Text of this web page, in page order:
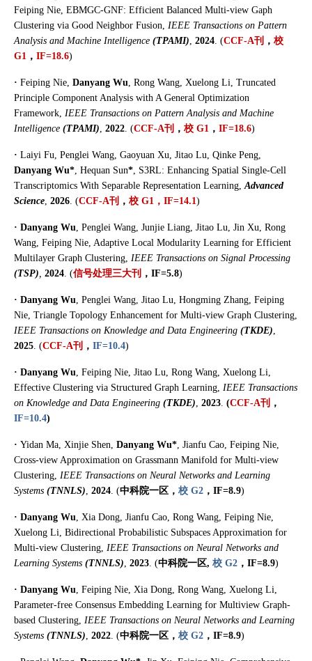
Feiping Nie, EBMGC-GNF: Efficient Balanced Multi-view Gaph
Clustering via Good Neighbor Fusion, IEEE Transactions on Pattern
Analysis and Machine Intelligence (TPAMI), 2024. (CCF-A刊 ， 校
G1 ， IF=18.6)
· Feiping Nie, Danyang Wu, Rong Wang, Xuelong Li, Truncated
Principle Component Analysis with A General Optimization
Framework, IEEE Transactions on Pattern Analysis and Machine
Intelligence (TPAMI), 2022. (CCF-A刊 ， 校 G1 ， IF=18.6)
· Laiyi Fu, Penglei Wang, Gaoyuan Xu, Jitao Lu, Qinke Peng,
Danyang Wu*, Hequan Sun*, S3RL: Enhancing Spatial Single-Cell
Transcriptomics With Separable Representation Learning, Advanced
Science, 2026. (CCF-A刊 ， 校 G1，IF=14.1)
· Danyang Wu, Penglei Wang, Junjie Liang, Jitao Lu, Jin Xu, Rong
Wang, Feiping Nie, Adaptive Local Modularity Learning for Efficient
Multilayer Graph Clustering, IEEE Transactions on Signal Processing
(TSP), 2024. (信号处理三大刊 ， IF=5.8)
· Danyang Wu, Penglei Wang, Jitao Lu, Hongming Zhang, Feiping
Nie, Triangle Topology Enhancement for Multi-view Graph Clustering,
IEEE Transactions on Knowledge and Data Engineering (TKDE),
2025. (CCF-A刊 ， IF=10.4)
· Danyang Wu, Feiping Nie, Jitao Lu, Rong Wang, Xuelong Li,
Effective Clustering via Structured Graph Learning, IEEE Transactions
on Knowledge and Data Engineering (TKDE), 2023. (CCF-A刊 ，
IF=10.4)
· Yidan Ma, Xinjie Shen, Danyang Wu*, Jianfu Cao, Feiping Nie,
Cross-view Approximation on Grassmann Manifold for Multi-view
Clustering, IEEE Transactions on Neural Networks and Learning
Systems (TNNLS), 2024. (中科院一区， 校 G2 ，IF=8.9)
· Danyang Wu, Xia Dong, Jianfu Cao, Rong Wang, Feiping Nie,
Xuelong Li, Bidirectional Probabilistic Subspaces Approximation for
Multi-view Clustering, IEEE Transactions on Neural Networks and
Learning Systems (TNNLS), 2023. (中科院一区, 校 G2 ，IF=8.9)
· Danyang Wu, Feiping Nie, Xia Dong, Rong Wang, Xuelong Li,
Parameter-free Consensus Embedding Learning for Multiview Graph-
based Clustering, IEEE Transactions on Neural Networks and Learning
Systems (TNNLS), 2022. (中科院一区， 校 G2 ，IF=8.9)